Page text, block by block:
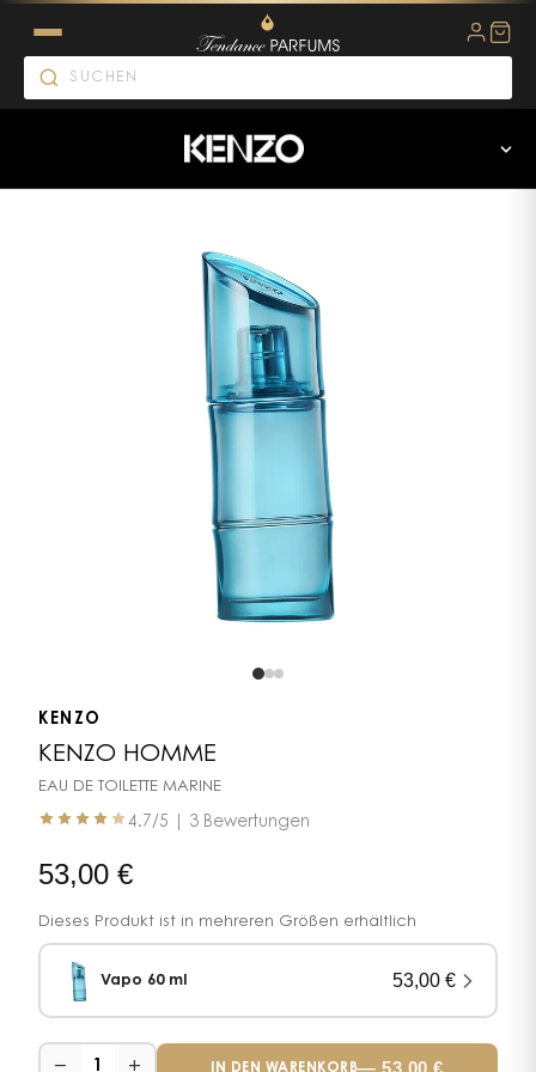
KENZO
KENZO HOMME
EAU DE TOILETTE MARINE
4.7/5 | 3 Bewertungen
53,00 €
Dieses Produkt ist in mehreren Größen erhältlich
Vapo 60 ml 53,00€
1 IN DEN WARENKORB